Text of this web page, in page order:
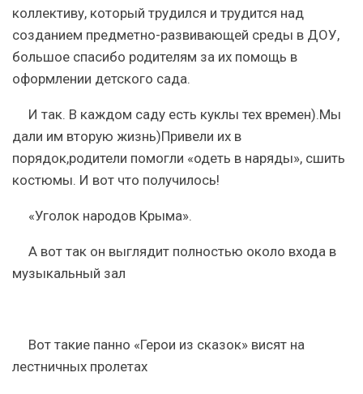
коллективу, который трудился и трудится над
созданием предметно-развивающей среды в ДОУ,
большое спасибо родителям за их помощь в
оформлении детского сада.
И так. В каждом саду есть куклы тех времен).Мы
дали им вторую жизнь)Привели их в
порядок,родители помогли «одеть в наряды», сшить
костюмы. И вот что получилось!
«Уголок народов Крыма».
А вот так он выглядит полностью около входа в
музыкальный зал
Вот такие панно «Герои из сказок» висят на
лестничных пролетах